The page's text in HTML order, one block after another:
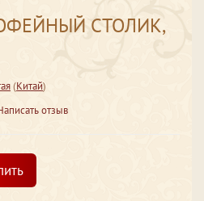
СТОЛИК,
(Китай)
отзыв